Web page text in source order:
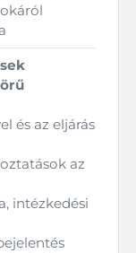
és az eljárás
az
intézkedési